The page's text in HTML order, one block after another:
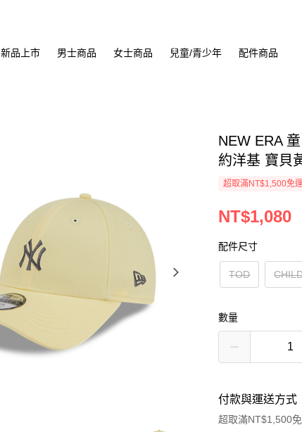
新品上市 男士商品 女士商品 兒童/青少年 配件商品
NEW ERA
約洋基 寶貝
超取滿NT$1,500免運
NT$1,080
配件尺寸
TOD
數量
付款與運送方式
超取滿NT$1,500